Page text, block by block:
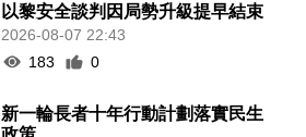
以黎安全談判因局勢升級提早結束
2026-08-07 22:43
183
0
新一輪長者十年行動計劃落實民生